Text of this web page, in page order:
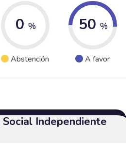
0 %
Abstención
50 %
A favor
Independiente